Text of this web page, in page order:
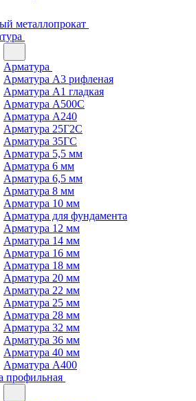
металлопрокат
Арматура
Арматура А3 рифленая
Арматура А1 гладкая
Арматура А500С
Арматура А240
Арматура 25Г2С
Арматура 35ГС
Арматура 5,5 мм
Арматура 6 мм
Арматура 6,5 мм
Арматура 8 мм
Арматура 10 мм
Арматура для фундамента
Арматура 12 мм
Арматура 14 мм
Арматура 16 мм
Арматура 18 мм
Арматура 20 мм
Арматура 22 мм
Арматура 25 мм
Арматура 28 мм
Арматура 32 мм
Арматура 36 мм
Арматура 40 мм
Арматура А400
профильная